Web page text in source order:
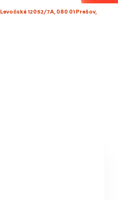
Levočská 12052/7A, 080 01 Prešov,